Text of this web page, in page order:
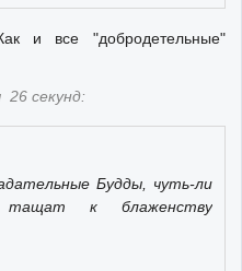
и все "добродетельные"
секунд:
Будды, чуть-ли
к блаженству